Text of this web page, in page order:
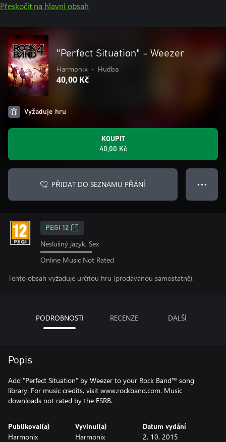
Přeskočit na hlavní obsah
"Perfect Situation" - Weezer
Harmonix • Hudba
40,00 Kč
Vyžaduje hru
KOUPIT
40,00 Kč
PŘIDAT DO SEZNAMU PŘÁNÍ ● ● ●
PEGI 12
Neslušný jazyk, Sex
Online Music Not Rated
Tento obsah vyžaduje určitou hru (prodávanou samostatně).
PODROBNOSTI RECENZE DALŠÍ
Popis
Add "Perfect Situation" by Weezer to your Rock Band™ song
library. For music credits, visit www.rockband.com. Music
downloads not rated by the ESRB.
Publikoval(a)
Harmonix
Vyvinul(a)
Harmonix
Datum vydání
2. 10. 2015